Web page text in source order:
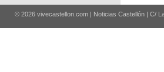
© 2026 vivecastellon.com | Noticias Castellón | C/